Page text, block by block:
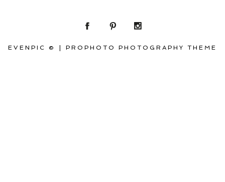
EVENPIC © | PROPHOTO PHOTOGRAPHY THEME